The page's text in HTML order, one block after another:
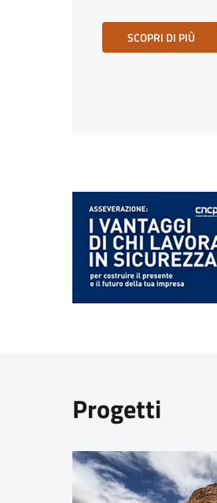
SCOPRI DI PIÙ
Progetti